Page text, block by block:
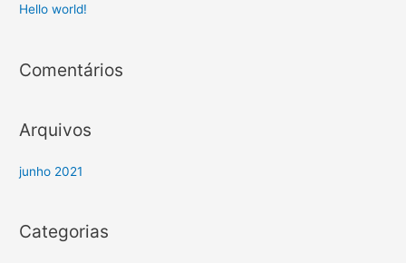
Hello world!
Comentários
Arquivos
junho 2021
Categorias